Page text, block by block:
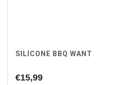
SILICONE BBQ WANT
€15,99